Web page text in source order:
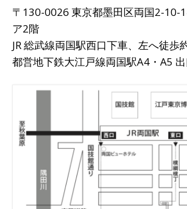
〒130-0026 東京都墨田区両国2-10-
ア2階
JR 総武線両国駅西口下車、左へ徒歩
都営地下鉄大江戸線両国駅A4・A5